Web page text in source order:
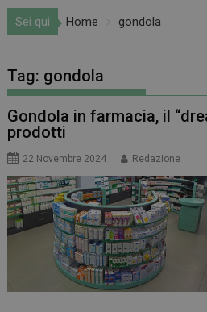
Sei qui Home gondola
Tag: gondola
Gondola in farmacia, il
prodotti
22 Novembre 2024 Redazione